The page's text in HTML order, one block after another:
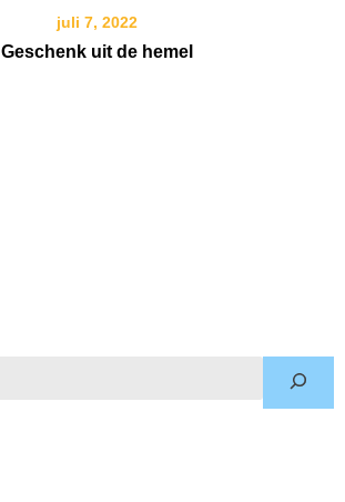
juli 7, 2022
Geschenk uit de hemel